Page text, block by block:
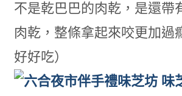
不是乾巴巴的肉乾，是還帶
肉乾，整條拿起來咬更加過
好好吃）